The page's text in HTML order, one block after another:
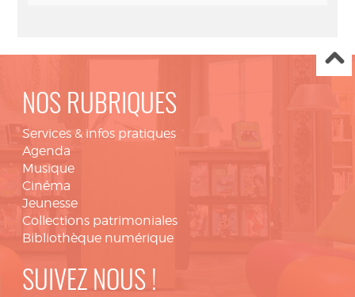
NOS RUBRIQUES
Services & infos pratiques
Agenda
Musique
Cinéma
Jeunesse
Collections patrimoniales
Bibliothèque numérique
SUIVEZ NOUS !